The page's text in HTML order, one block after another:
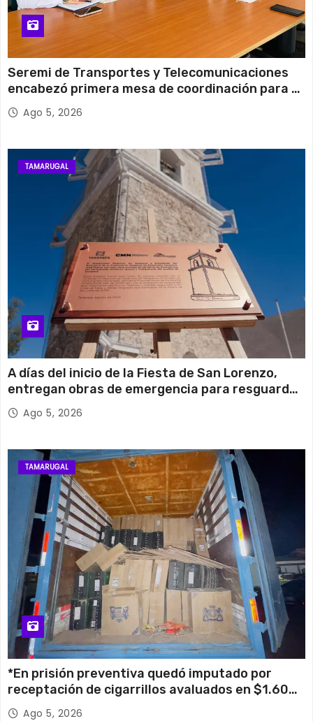
Seremi de Transportes y Telecomunicaciones
encabezó primera mesa de coordinación para el
retiro de cables en desuso en Iquique
Ago 5, 2026
TAMARUGAL
A días del inicio de la Fiesta de San Lorenzo,
entregan obras de emergencia para resguardar
su histórico campanario
Ago 5, 2026
TAMARUGAL
*En prisión preventiva quedó imputado por
receptación de cigarrillos avaluados en $1.600
millones*
Ago 5, 2026